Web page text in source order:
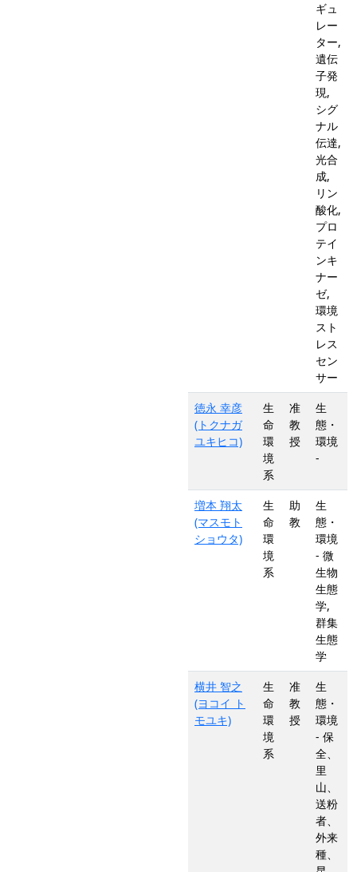
ギュ
レー
ター,
遺伝
子発
現,
シグ
ナル
伝達,
光合
成,
リン
酸化,
プロ
テイ
ンキ
ナー
ゼ,
環境
スト
レス
セン
サー
徳永 幸彦
(トクナガ
ユキヒコ)
生
命
環
境
系
准
教
授
生
態・
環境
-
増本 翔太
(マスモト
ショウタ)
生
命
環
境
系
助
教
生
態・
環境
- 微
生物
生態
学,
群集
生態
学
横井 智之
(ヨコイ ト
モユキ)
生
命
環
境
系
准
教
授
生
態・
環境
- 保
全、
里
山、
送粉
者、
外来
種、